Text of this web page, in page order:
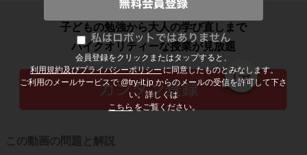
会員登録をクリックまたはタップすると、
利用規約及びプライバシーポリシーに同意したものとみなします。
ご利用のメールサービスで @try-it.jp からのメールの受信を許可して下さ
い。詳しくは
こちら をご覧ください。
子どもの勉強から大人の学び直しまで
ハイクオリティーな授業が見放題
この動画の問題と解説